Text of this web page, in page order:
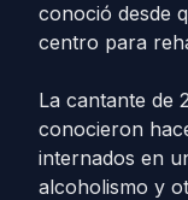
conoció desde
centro para
La cantante de
conocieron
internados en
alcoholismo y